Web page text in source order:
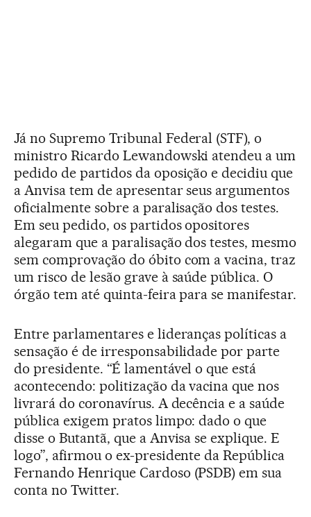
Já no Supremo Tribunal Federal (STF), o
ministro Ricardo Lewandowski atendeu a um
pedido de partidos da oposição e decidiu que
a Anvisa tem de apresentar seus argumentos
oficialmente sobre a paralisação dos testes.
Em seu pedido, os partidos opositores
alegaram que a paralisação dos testes, mesmo
sem comprovação do óbito com a vacina, traz
um risco de lesão grave à saúde pública. O
órgão tem até quinta-feira para se manifestar.
Entre parlamentares e lideranças políticas a
sensação é de irresponsabilidade por parte
do presidente. “É lamentável o que está
acontecendo: politização da vacina que nos
livrará do coronavírus. A decência e a saúde
pública exigem pratos limpo: dado o que
disse o Butantã, que a Anvisa se explique. E
logo”, afirmou o ex-presidente da República
Fernando Henrique Cardoso (PSDB) em sua
conta no Twitter.